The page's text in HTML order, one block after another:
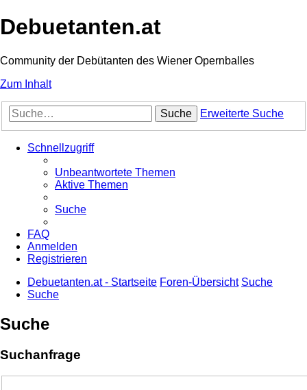
Debuetanten.at
Community der Debütanten des Wiener Opernballes
Zum Inhalt
Suche Erweiterte Suche
Schnellzugriff
Unbeantwortete Themen
Aktive Themen
Suche
FAQ
Anmelden
Registrieren
Debuetanten.at - Startseite Foren-Übersicht Suche
Suche
Suche
Suchanfrage